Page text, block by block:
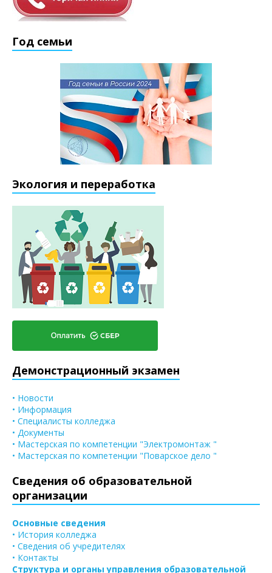
Год семьи
Экология и переработка
Демонстрационный экзамен
• Новости
• Информация
• Специалисты колледжа
• Документы
• Мастерская по компетенции "Электромонтаж "
• Мастерская по компетенции "Поварское дело "
Сведения об образовательной
организации
Основные сведения
• История колледжа
• Сведения об учредителях
• Контакты
Структура и органы управления образовательной